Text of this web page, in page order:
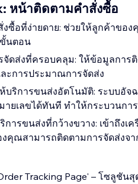
หน้าติดตามคำสั่งซื้อ
ซื้อที่ง่ายดาย: ช่วยให้ลูกค้าขอ
นตอน
จัดส่งที่ครอบคลุม: ให้ข้อมูลกา
ะการประมาณการจัดส่ง
บริการขนส่งอัตโนมัติ: ระบบอัจ
ายเลขได้ทันที ทำให้กระบวนกา
การขนส่งที่กว้างขวาง: เข้าถึง
คุณสามารถติดตามการจัดส่งจ
Tracking Page' – โซลูชั